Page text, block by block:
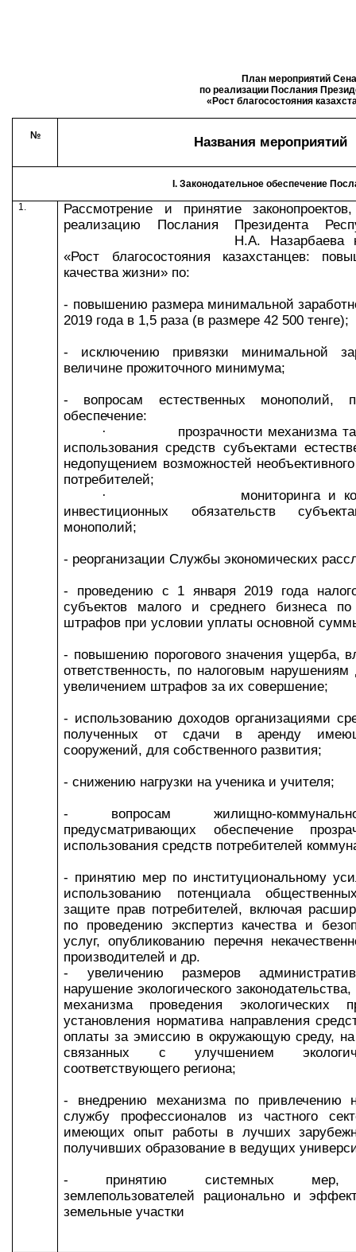
План мероприятий
по реализации Послания
«Рост благосостояния
№ Названия мероприятий
. Законодательное обеспечение
1. Рассмотрение и принятие законопроектов,
реализацию Послания Президента
Н.А. Назарбаева народу
«Рост благосостояния казахстанцев:
качества жизни» по:
- повышению размера минимальной
2019 года в 1,5 раза (в размере 42 500 тенге);
- исключению привязки минимальной
величине прожиточного минимума;
- вопросам естественных монополий,
обеспечение:
·
прозрачности механизма
использования средств субъектами
недопущением возможностей
потребителей;
·
мониторинга и
инвестиционных обязательств
монополий;
- реорганизации Службы экономических
- проведению с 1 января 2019 года
субъектов малого и среднего бизнеса
штрафов при условии уплаты основной
- повышению порогового значения ущерба,
ответственность, по налоговым
увеличением штрафов за их совершение;
- использованию доходов организациями
полученных от сдачи в аренду
сооружений, для собственного развития;
- снижению нагрузки на ученика и учителя;
- вопросам жилищно-
предусматривающих обеспечение
использования средств потребителей
- принятию мер по институциональному
использованию потенциала
защите прав потребителей, включая
по проведению экспертиз качества и
услуг, опубликованию перечня
производителей и др.
- увеличению размеров
нарушение экологического
механизма проведения экологических
установления норматива направления
оплаты за эмиссию в окружающую среду,
связанных с улучшением
соответствующего региона;
- внедрению механизма по привлечению
службу профессионалов из частного
имеющих опыт работы в лучших
получивших образование в ведущих
- принятию системных мер,
землепользователей рационально и
земельные участки